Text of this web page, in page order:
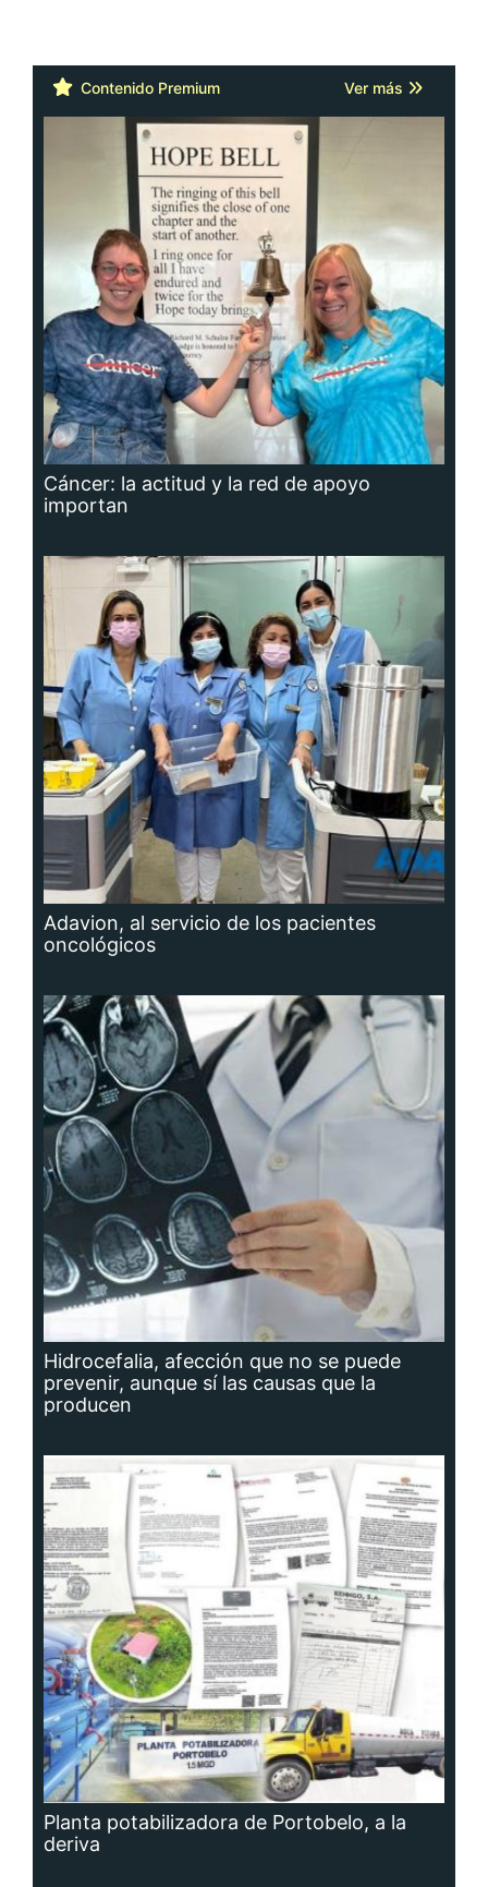
Contenido Premium Ver más
Cáncer: la actitud y la red de apoyo
importan
Adavion, al servicio de los pacientes
oncológicos
Hidrocefalia, afección que no se puede
prevenir, aunque sí las causas que la
producen
Planta potabilizadora de Portobelo, a la
deriva